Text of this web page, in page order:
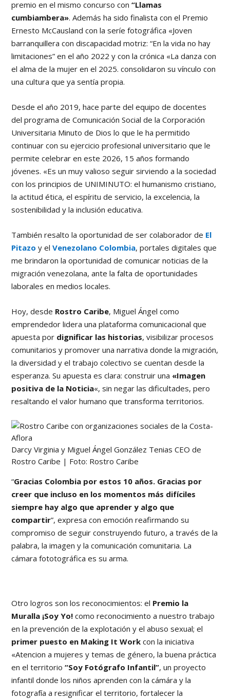
premio en el mismo concurso con“Llamas
cumbiambera». Además ha sido finalista con el Premio
Ernesto McCausland con la seríe fotográfica «Joven
barranquillera con discapacidad motriz: “En la vida no hay
limitaciones” en el año 2022 y con la crónica «La danza con
el alma de la mujer en el 2025. consolidaron su vínculo con
una cultura que ya sentía propia.
Desde el año 2019, hace parte del equipo de docentes
del programa de Comunicación Social de la Corporación
Universitaria Minuto de Dios lo que le ha permitido
continuar con su ejercicio profesional universitario que le
permite celebrar en este 2026, 15 años formando
jóvenes. «Es un muy valioso seguir sirviendo a la sociedad
con los principios de UNIMINUTO: el humanismo cristiano,
la actitud ética, el espíritu de servicio, la excelencia, la
sostenibilidad y la inclusión educativa.
También resalto la oportunidad de ser colaborador de El
Pitazoy elVenezolano Colombia, portales digitales que
me brindaron la oportunidad de comunicar noticias de la
migración venezolana, ante la falta de oportunidades
laborales en medios locales.
Hoy, desde Rostro Caribe, Miguel Ángel como
emprendedor lidera una plataforma comunicacional que
apuesta por dignificar las historias, visibilizar procesos
comunitarios y promover una narrativa donde la migración,
la diversidad y el trabajo colectivo se cuentan desde la
esperanza. Su apuesta es clara: construir una «Imagen
positiva de la Noticia«, sin negar las dificultades, pero
resaltando el valor humano que transforma territorios.
Darcy Virginia y Miguel Ángel González Tenias CEO de
Rostro Caribe | Foto: Rostro Caribe
“Gracias Colombia por estos 10 años. Gracias por
creer que incluso en los momentos más difíciles
siempre hay algo que aprender y algo que
compartir”, expresa con emoción reafirmando su
compromiso de seguir construyendo futuro, a través de la
palabra, la imagen y la comunicación comunitaria. La
cámara fototográfica es su arma.
Otro logros son los reconocimientos: el Premio la
Muralla ¡Soy Yo! como reconocimiento a nuestro trabajo
en la prevención de la explotación y el abuso sexual; el
primer puesto en Making It Work con la iniciativa
«Atencion a mujeres y temas de género, la buena práctica
en el territorio“Soy Fotógrafo Infantil”, un proyecto
infantil donde los niños aprenden con la cámára y la
fotografía a resignificar el territorio, fortalecer la